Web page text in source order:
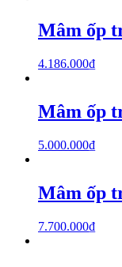
Mâm ốp
4.186.000₫
Mâm ốp
5.000.000₫
Mâm ốp
7.700.000₫